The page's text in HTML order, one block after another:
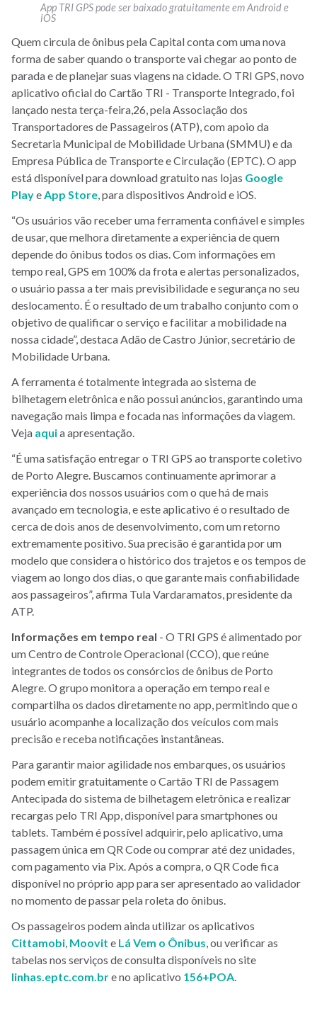
App TRI GPS pode ser baixado gratuitamente em Android e
iOS
Quem circula de ônibus pela Capital conta com uma nova
forma de saber quando o transporte vai chegar ao ponto de
parada e de planejar suas viagens na cidade. O TRI GPS, novo
aplicativo oficial do Cartão TRI - Transporte Integrado, foi
lançado nesta terça-feira,26, pela Associação dos
Transportadores de Passageiros (ATP), com apoio da
Secretaria Municipal de Mobilidade Urbana (SMMU) e da
Empresa Pública de Transporte e Circulação (EPTC). O app
está disponível para download gratuito nas lojas Google
PlayeApp Store, para dispositivos Android e iOS.
“Os usuários vão receber uma ferramenta confiável e simples
de usar, que melhora diretamente a experiência de quem
depende do ônibus todos os dias. Com informações em
tempo real, GPS em 100% da frota e alertas personalizados,
o usuário passa a ter mais previsibilidade e segurança no seu
deslocamento. É o resultado de um trabalho conjunto com o
objetivo de qualificar o serviço e facilitar a mobilidade na
nossa cidade”, destaca Adão de Castro Júnior, secretário de
Mobilidade Urbana.
A ferramenta é totalmente integrada ao sistema de
bilhetagem eletrônica e não possui anúncios, garantindo uma
navegação mais limpa e focada nas informações da viagem.
Veja aquia apresentação.
“É uma satisfação entregar o TRI GPS ao transporte coletivo
de Porto Alegre. Buscamos continuamente aprimorar a
experiência dos nossos usuários com o que há de mais
avançado em tecnologia, e este aplicativo é o resultado de
cerca de dois anos de desenvolvimento, com um retorno
extremamente positivo. Sua precisão é garantida por um
modelo que considera o histórico dos trajetos e os tempos de
viagem ao longo dos dias, o que garante mais confiabilidade
aos passageiros”, afirma Tula Vardaramatos, presidente da
ATP.
Informações em tempo real - O TRI GPS é alimentado por
um Centro de Controle Operacional (CCO), que reúne
integrantes de todos os consórcios de ônibus de Porto
Alegre. O grupo monitora a operação em tempo real e
compartilha os dados diretamente no app, permitindo que o
usuário acompanhe a localização dos veículos com mais
precisão e receba notificações instantâneas.
Para garantir maior agilidade nos embarques, os usuários
podem emitir gratuitamente o Cartão TRI de Passagem
Antecipada do sistema de bilhetagem eletrônica e realizar
recargas pelo TRI App, disponível para smartphones ou
tablets. Também é possível adquirir, pelo aplicativo, uma
passagem única em QR Code ou comprar até dez unidades,
com pagamento via Pix. Após a compra, o QR Code fica
disponível no próprio app para ser apresentado ao validador
no momento de passar pela roleta do ônibus.
Os passageiros podem ainda utilizar os aplicativos
Cittamobi, Moovit e Lá Vem o Ônibus, ou verificar as
tabelas nos serviços de consulta disponíveis no site
linhas.eptc.com.bre no aplicativo 156+POA.